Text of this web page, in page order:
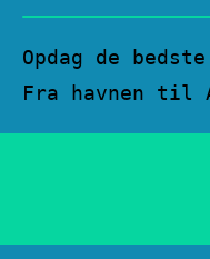
Opdag de
Fra havnen til